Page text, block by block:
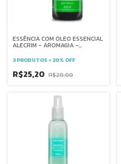
ESSÊNCIA COM ÓLEO ESSENCIAL
ALECRIM - AROMAGIA -
equilíbrio - estimulante -
aconchego
3 PRODUTOS = 20% OFF
R$25,20 R$28,00